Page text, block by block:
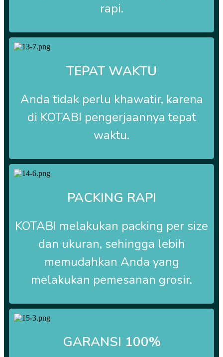
rapi.
TEPAT WAKTU
Anda tidak perlu khawatir, karena
di KOTABI pengerjaannya tepat
waktu.
PACKING RAPI
KOTABI melakukan packing per size
dan ukuran, sehingga lebih
memudahkan Anda yang
melakukan pemesanan grosir.
GARANSI 100%